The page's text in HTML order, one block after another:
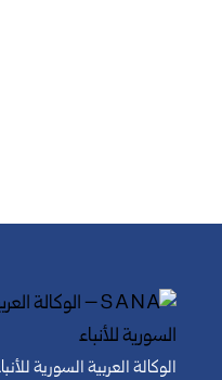
الوكالة العربية السورية